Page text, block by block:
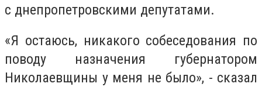
с днепропетровскими депутатами.
«Я остаюсь, никакого собеседования по
поводу назначения губернатором
Николаевщины у меня не было», - сказал